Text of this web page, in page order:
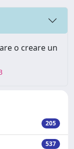
o creare un
205
537